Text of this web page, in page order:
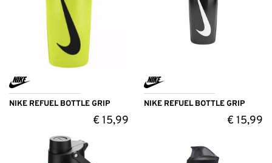
NIKE REFUEL BOTTLE GRIP
€15,99
NIKE REFUEL BOTTLE GRIP
€15,99